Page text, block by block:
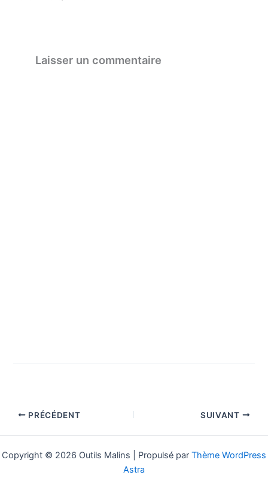
Laisser un commentaire
PRÉCÉDENT SUIVANT
Copyright © 2026 Outils Malins | Propulsé par Thème WordPress
Astra